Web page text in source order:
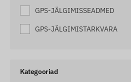
GPS-JÄLGIMISSEADMED
GPS-JÄLGIMISTARKVARA
Kategooriad